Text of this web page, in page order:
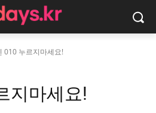
010 누르지마세요!
지마세요!